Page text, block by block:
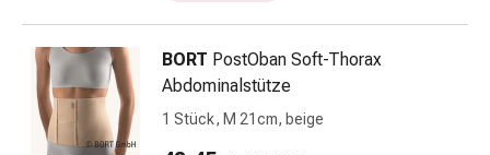
Wundverschlussstreifen
&
-
kleber
BORT PostOban Soft-Thorax
Abdominalstütze
1 Stück, M 21cm, beige